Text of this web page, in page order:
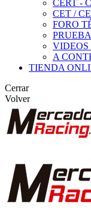
CERT -
CET /
FORO
VIDEOS
A
TIENDA
Cerrar
Volver